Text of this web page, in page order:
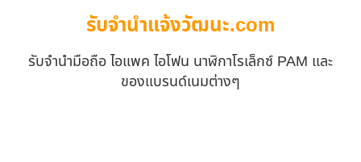
รับจํานําแจ้งวัฒนะ.com
รับจำนำมือถือ ไอแพค ไอโฟน นาฬิกาโรเล็กซ์ PAM และ
ของแบรนด์เนมต่างๆ